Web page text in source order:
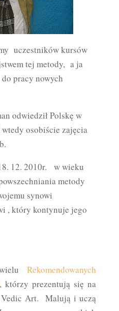
uczestników kursów
tej metody, a ja
pracy nowych
odwiedził Polskę w
osobiście zajęcia
12. 2010r. w wieku
metody
synowi
, który kontynuje jego
Rekomendowanych
którzy prezentują się na
Art. Malują i uczą